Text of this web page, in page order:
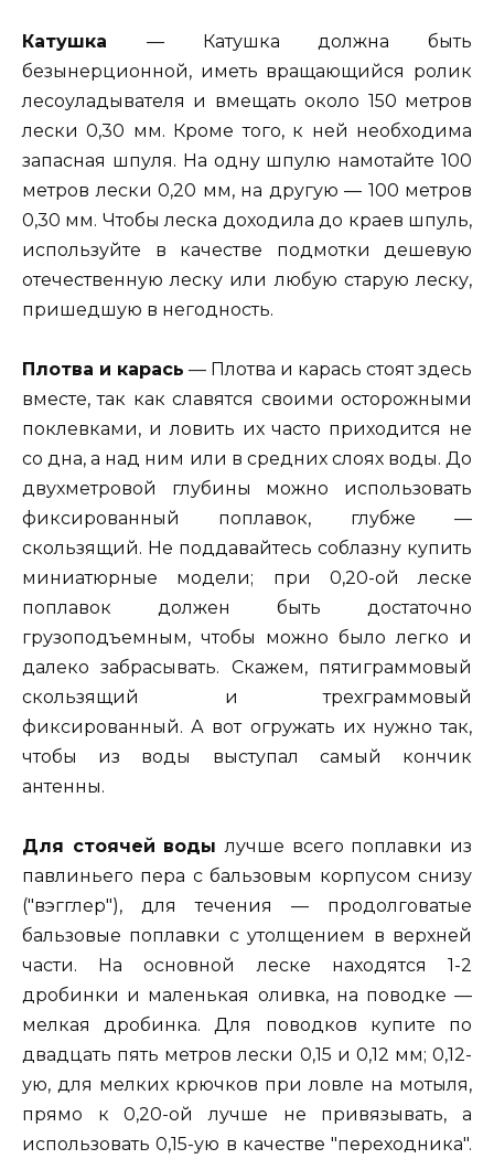
Катушка — Катушка должна быть
безынерционной, иметь вращающийся ролик
лесоуладывателя и вмещать около 150 метров
лески 0,30 мм. Кроме того, к ней необходима
запасная шпуля. На одну шпулю намотайте 100
метров лески 0,20 мм, на другую — 100 метров
0,30 мм. Чтобы леска доходила до краев шпуль,
используйте в качестве подмотки дешевую
отечественную леску или любую старую леску,
пришедшую в негодность.
Плотва и карась — Плотва и карась стоят здесь
вместе, так как славятся своими осторожными
поклевками, и ловить их часто приходится не
со дна, а над ним или в средних слоях воды. До
двухметровой глубины можно использовать
фиксированный поплавок, глубже —
скользящий. Не поддавайтесь соблазну купить
миниатюрные модели; при 0,20-ой леске
поплавок должен быть достаточно
грузоподъемным, чтобы можно было легко и
далеко забрасывать. Скажем, пятиграммовый
скользящий и трехграммовый
фиксированный. А вот огружать их нужно так,
чтобы из воды выступал самый кончик
антенны.
Для стоячей водылучше всего поплавки из
павлиньего пера с бальзовым корпусом снизу
("вэгглер"), для течения — продолговатые
бальзовые поплавки с утолщением в верхней
части. На основной леске находятся 1-2
дробинки и маленькая оливка, на поводке —
мелкая дробинка. Для поводков купите по
двадцать пять метров лески 0,15 и 0,12 мм; 0,12-
ую, для мелких крючков при ловле на мотыля,
прямо к 0,20-ой лучше не привязывать, а
использовать 0,15-ую в качестве "переходника".